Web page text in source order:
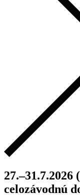
27.–31.7.2026
celozávodnú